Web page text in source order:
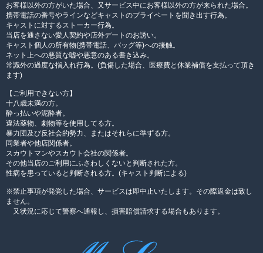
お客様以外の方がいた場合、又サービス中にお客様以外の方が来られた場合。
携帯電話の番号やラインなどキャストのプライベートを聞き出す行為。
キャストに対するストーカー行為。
当店を通さない愛人契約や店外デートのお誘い。
キャスト個人の所有物(携帯電話、バッグ等)への接触。
ネット上への悪質な嘘や悪意のある書き込み。
常識外の過度な指入れ行為。(負傷した場合、医療費と休業補償を支払って頂き
ます)
【ご利用できない方】
十八歳未満の方。
酔っ払いや泥酔者。
違法薬物、劇物等を使用してる方。
暴力団及び反社会的勢力、またはそれらに準ずる方。
同業者や他店関係者。
スカウトマンやスカウト会社の関係者。
その他当店のご利用にふさわしくないと判断された方。
性病を患っていると判断される方。(キャスト判断による)
※禁止事項が発覚した場合、サービスは即中止いたします。その際返金は致し
ません。
又状況に応じて警察へ通報し、損害賠償請求する場合もあります。